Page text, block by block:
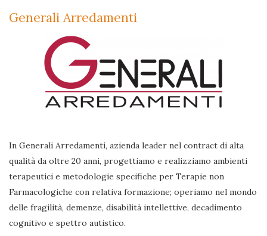
Generali Arredamenti
In Generali Arredamenti, azienda leader nel contract di alta
qualità da oltre 20 anni, progettiamo e realizziamo ambienti
terapeutici e metodologie specifiche per Terapie non
Farmacologiche con relativa formazione; operiamo nel mondo
delle fragilità, demenze, disabilità intellettive, decadimento
cognitivo e spettro autistico.